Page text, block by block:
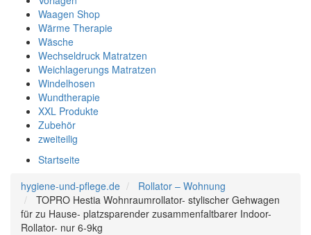
Waagen Shop
Wärme Therapie
Wäsche
Wechseldruck Matratzen
Weichlagerungs Matratzen
Windelhosen
Wundtherapie
XXL Produkte
Zubehör
zweiteilig
Startseite
hygiene-und-pflege.de
Rollator – Wohnung
TOPRO Hestia Wohnraumrollator- stylischer Gehwagen
für zu Hause- platzsparender zusammenfaltbarer Indoor-
Rollator- nur 6-9kg